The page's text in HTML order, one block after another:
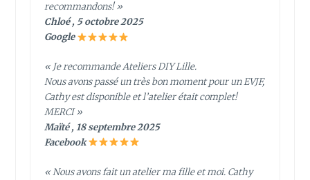
recommandons! »
Chloé , 5 octobre 2025
Google
« Je recommande Ateliers DIY Lille.
Nous avons passé un très bon moment pour un EVJF,
Cathy est disponible et l’atelier était complet!
MERCI »
Maïté , 18 septembre 2025
Facebook
« Nous avons fait un atelier ma fille et moi. Cathy